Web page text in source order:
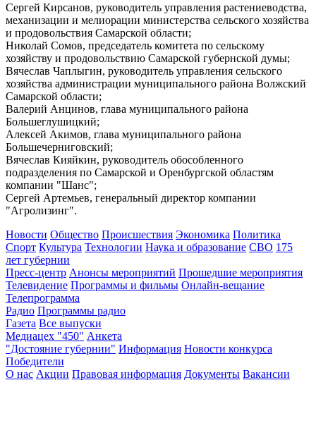
Сергей Кирсанов, руководитель управления растениеводства,
механизации и мелиорации министерства сельского хозяйства
и продовольствия Самарской области;
Николай Сомов, председатель комитета по сельскому
хозяйству и продовольствию Самарской губернской думы;
Вячеслав Чаплыгин, руководитель управления сельского
хозяйства администрации муниципального района Волжский
Самарской области;
Валерий Анцинов, глава муниципального района
Большеглушицкий;
Алексей Акимов, глава муниципального района
Большечерниговский;
Вячеслав Кияйкин, руководитель обособленного
подразделения по Самарской и Оренбургской областям
компании "Шанс";
Сергей Артемьев, генеральный директор компании
"Агролизинг".
Новости Общество Происшествия Экономика Политика
Спорт Культура Технологии Наука и образование СВО 175
лет губернии
Пресс-центр Анонсы мероприятий Прошедшие мероприятия
Телевидение Программы и фильмы Онлайн-вещание
Телепрограмма
Радио Программы радио
Газета Все выпуски
Медиацех "450" Анкета
"Достояние губернии" Информация Новости конкурса
Победители
О нас Акции Правовая информация Документы Вакансии